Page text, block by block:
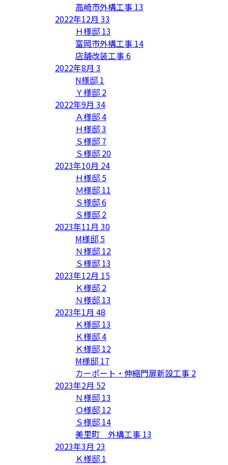
高崎市外構工事 13
2022年12月 33
Ｈ様邸 13
富岡市外構工事 14
店舗改装工事6
2022年8月 3
N様邸 1
Ｙ様邸 2
2022年9月 34
Ａ様邸4
Ｈ様邸3
Ｓ様邸 7
Ｓ様邸 20
2023年10月 24
Ｈ様邸 5
Ｍ様邸 11
Ｓ様邸6
Ｓ様邸 2
2023年11月 30
M様邸 5
Ｎ様邸 12
Ｓ様邸 13
2023年12月 15
Ｋ様邸 2
Ｎ様邸 13
2023年1月 48
Ｋ様邸 13
Ｋ様邸4
Ｋ様邸 12
M様邸 17
カーポート・伸縮門扉新設工事 2
2023年2月 52
Ｎ様邸 13
Ｏ様邸 12
Ｓ様邸 14
美里町 外構工事 13
2023年3月 23
Ｋ様邸 1